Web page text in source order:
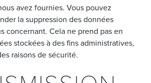
avez fournies. Vous pouvez
la suppression des données
concernant. Cela ne prend pas en
stockées à des fins administratives,
raisons de sécurité.